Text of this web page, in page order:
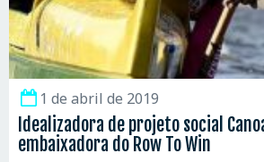
1 de abril de 2019
Idealizadora de projeto social
embaixadora do Row To Win